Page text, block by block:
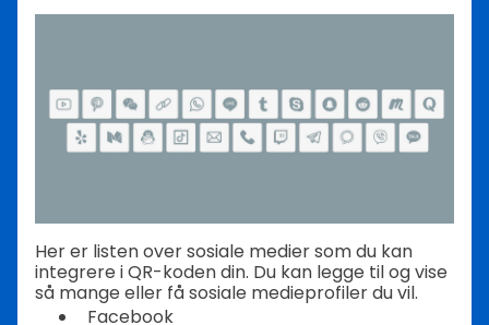
Her er listen over sosiale medier som du kan
integrere i QR-koden din. Du kan legge til og vise
så mange eller få sosiale medieprofiler du vil.
Facebook